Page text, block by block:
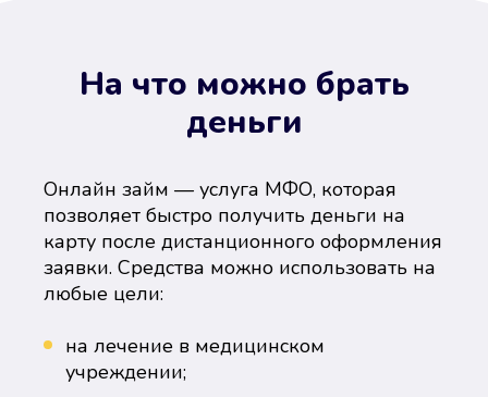
На что можно брать
деньги
Онлайн займ — услуга МФО, которая
позволяет быстро получить деньги на
карту после дистанционного оформления
заявки. Средства можно использовать на
любые цели:
на лечение в медицинском
учреждении;